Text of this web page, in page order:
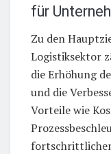
für
Zu den
Logistiksektor
die Erhöhung
und die
Vorteile wie